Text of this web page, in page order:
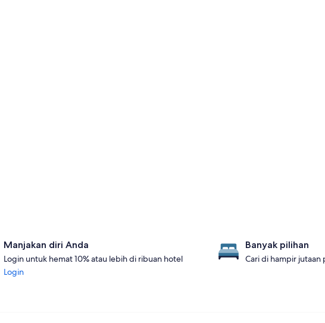
Manjakan diri Anda
Login untuk hemat 10% atau lebih di ribuan hotel
Login
Banyak pilihan
Cari di hampir